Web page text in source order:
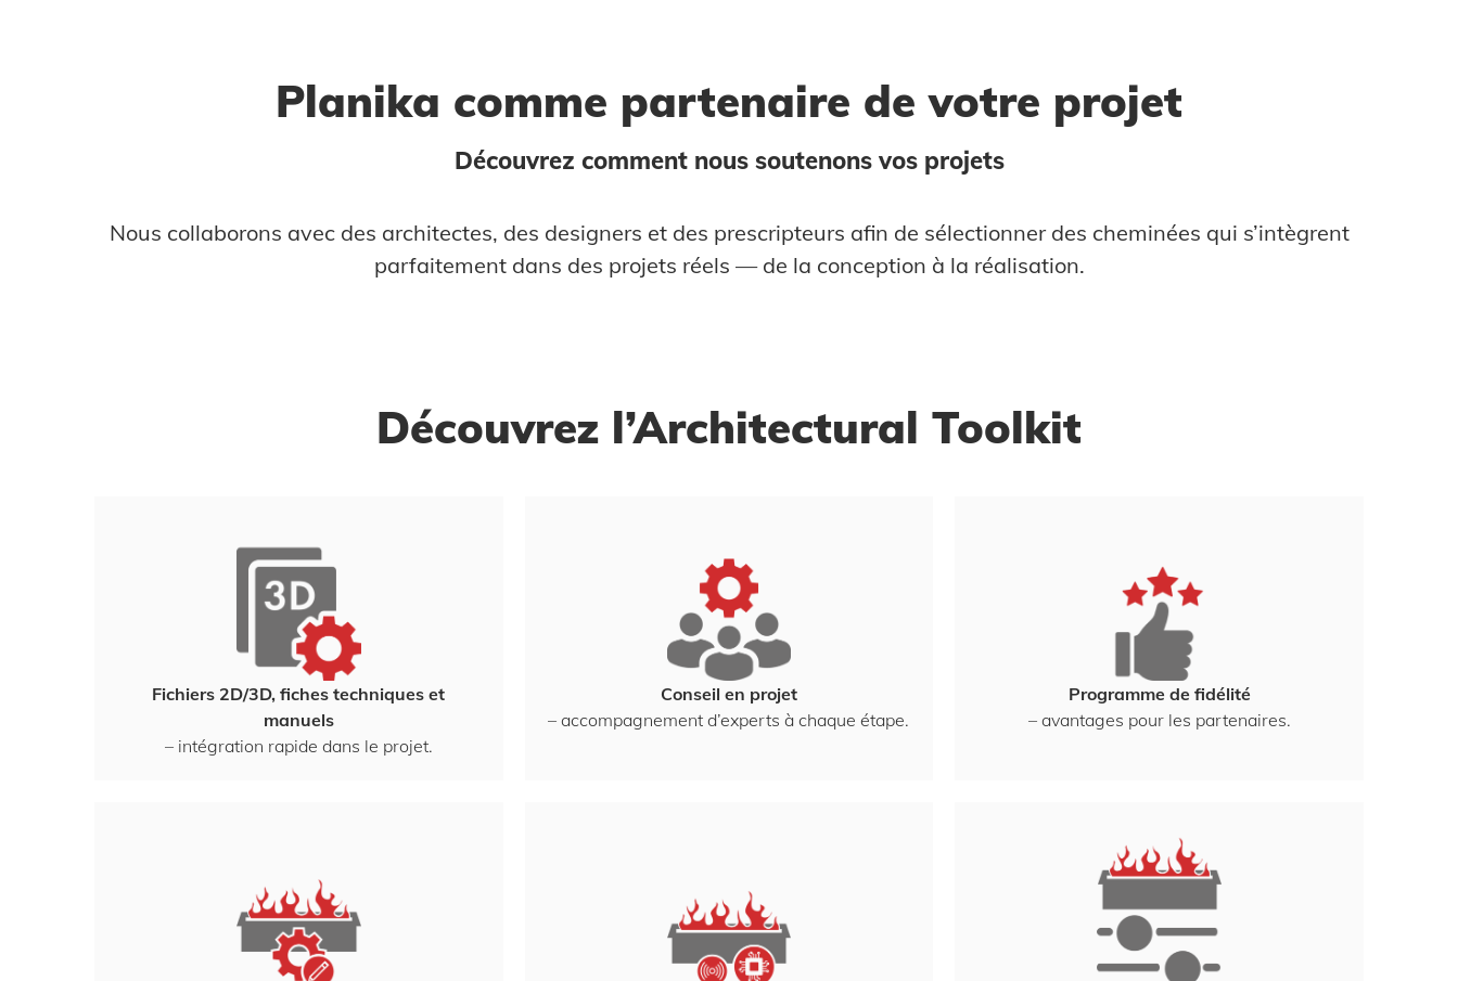
Planika comme partenaire de votre projet
Découvrez comment nous soutenons vos projets
Nous collaborons avec des architectes, des designers et des prescripteurs afin de sélectionner des cheminées qui s’intègrent
parfaitement dans des projets réels — de la conception à la réalisation.
Découvrez l’Architectural Toolkit
Fichiers 2D/3D, fiches techniques et
manuels
– intégration rapide dans le projet.
Conseil en projet
– accompagnement d’experts à chaque étape.
Programme de fidélité
– avantages pour les partenaires.